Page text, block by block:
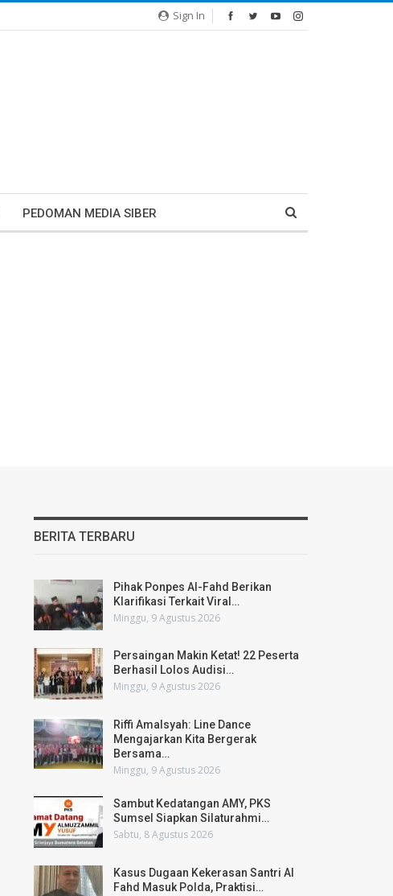
Sign In
PEDOMAN MEDIA SIBER
BERITA TERBARU
Pihak Ponpes Al-Fahd Berikan
Klarifikasi Terkait Viral…
Minggu, 9 Agustus 2026
Persaingan Makin Ketat! 22 Peserta
Berhasil Lolos Audisi…
Minggu, 9 Agustus 2026
Riffi Amalsyah: Line Dance
Mengajarkan Kita Bergerak
Bersama…
Minggu, 9 Agustus 2026
Sambut Kedatangan AMY, PKS
Sumsel Siapkan Silaturahmi…
Sabtu, 8 Agustus 2026
Kasus Dugaan Kekerasan Santri Al
Fahd Masuk Polda, Praktisi…